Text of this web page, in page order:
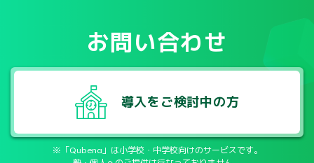
お問い合わせ
導入をご検討中の方
※「Qubena」は小学校・中学校向けのサービスです。